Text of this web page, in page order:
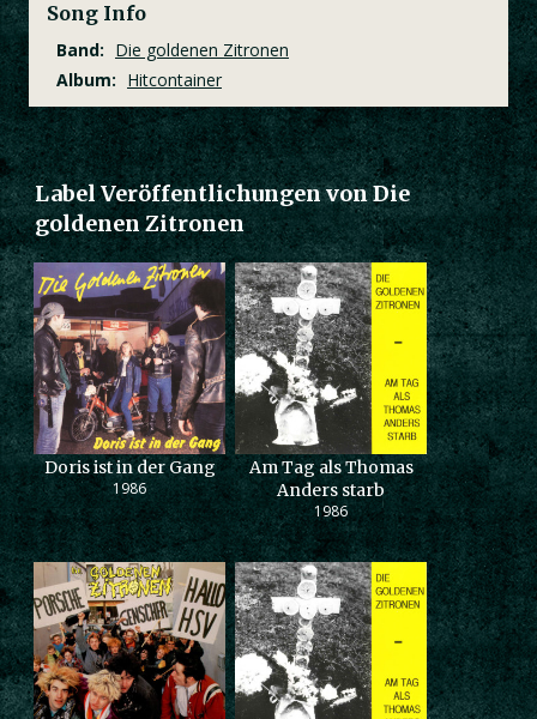
Song Info
Band: Die goldenen Zitronen
Album: Hitcontainer
Label Veröffentlichungen von Die
goldenen Zitronen
Doris ist in der Gang
1986
Am Tag als Thomas
Anders starb
1986